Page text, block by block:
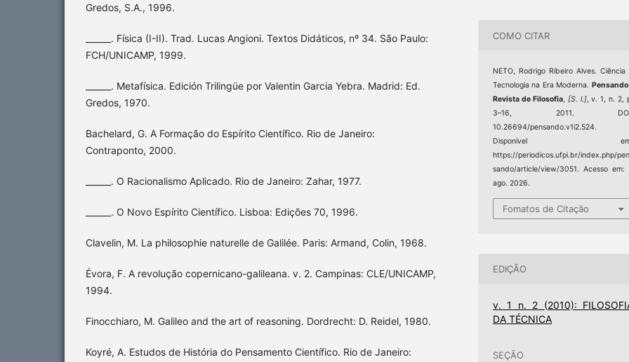
Gredos, S.A., 1996.
______. Física (I-II). Trad. Lucas Angioni. Textos Didáticos, nº 34. São Paulo:
FCH/UNICAMP, 1999.
______. Metafísica. Edición Trilingüe por Valentin Garcia Yebra. Madrid: Ed.
Gredos, 1970.
Bachelard, G. A Formação do Espírito Científico. Rio de Janeiro:
Contraponto, 2000.
______. O Racionalismo Aplicado. Rio de Janeiro: Zahar, 1977.
______. O Novo Espírito Científico. Lisboa: Edições 70, 1996.
Clavelin, M. La philosophie naturelle de Galilée. Paris: Armand, Colin, 1968.
Évora, F. A revolução copernicano-galileana. v. 2. Campinas: CLE/UNICAMP,
1994.
Finocchiaro, M. Galileo and the art of reasoning. Dordrecht: D. Reidel, 1980.
Koyré, A. Estudos de História do Pensamento Científico. Rio de Janeiro:
COMO CITAR
NETO, Rodrigo Ribeiro Alves. Ciência
Tecnologia na Era Moderna.
Revista de Filosofia, [S. l.], v. 1, n. 2,
3–16, 2011.
10.26694/pensando.v1i2.524.
Disponível
https://periodicos.ufpi.br/index.php/
sando/article/view/3051. Acesso em:
ago. 2026.
Fomatos de Citação
EDIÇÃO
v. 1 n. 2 (2010):
DA TÉCNICA
SEÇÃO